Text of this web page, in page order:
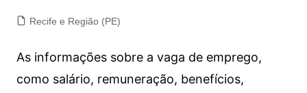
Recife e Região (PE)
As informações sobre a vaga de emprego,
como salário, remuneração, benefícios,